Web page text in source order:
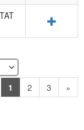
1 2 3 »